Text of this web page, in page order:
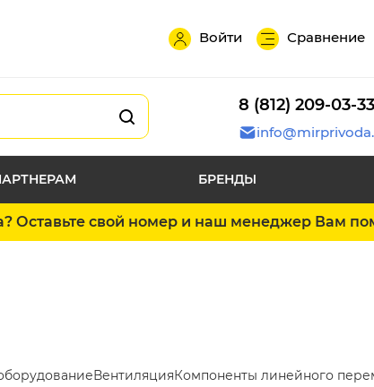
Войти Сравнение
8 (812) 209-03-33
БРЕНДЫ
Оставьте свой номер и наш менеджер Вам
ВентиляцияКомпоненты линейного